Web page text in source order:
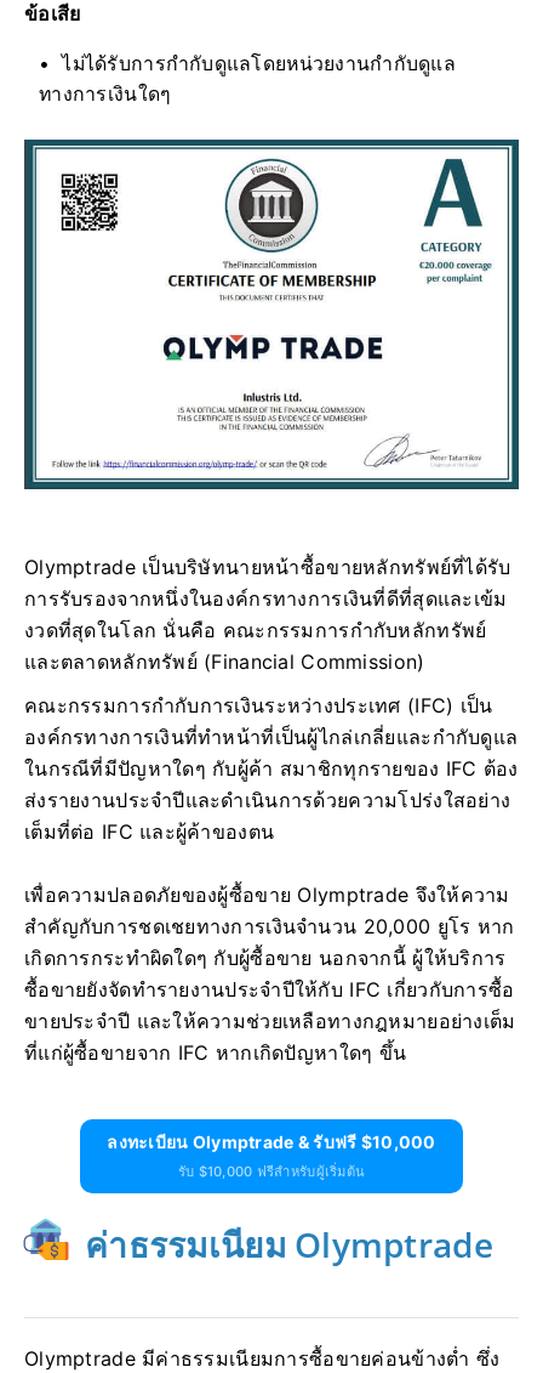
ข้อเสีย
ไม่ได้รับการกำกับดูแลโดยหน่วยงานกำกับดูแล
ทางการเงินใดๆ
Olymptrade เป็นบริษัทนายหน้าซื้อขายหลักทรัพย์ที่ได้รับ
การรับรองจากหนึ่งในองค์กรทางการเงินที่ดีที่สุดและเข้ม
งวดที่สุดในโลก นั่นคือ คณะกรรมการกำกับหลักทรัพย์
และตลาดหลักทรัพย์ (Financial Commission)
คณะกรรมการกำกับการเงินระหว่างประเทศ (IFC) เป็น
องค์กรทางการเงินที่ทำหน้าที่เป็นผู้ไกล่เกลี่ยและกำกับดูแล
ในกรณีที่มีปัญหาใดๆ กับผู้ค้า สมาชิกทุกรายของ IFC ต้อง
ส่งรายงานประจำปีและดำเนินการด้วยความโปร่งใสอย่าง
เต็มที่ต่อ IFC และผู้ค้าของตน
เพื่อความปลอดภัยของผู้ซื้อขาย Olymptrade จึงให้ความ
สำคัญกับการชดเชยทางการเงินจำนวน 20,000 ยูโร หาก
เกิดการกระทำผิดใดๆ กับผู้ซื้อขาย นอกจากนี้ ผู้ให้บริการ
ซื้อขายยังจัดทำรายงานประจำปีให้กับ IFC เกี่ยวกับการซื้อ
ขายประจำปี และให้ความช่วยเหลือทางกฎหมายอย่างเต็ม
ที่แก่ผู้ซื้อขายจาก IFC หากเกิดปัญหาใดๆ ขึ้น
ลงทะเบียน Olymptrade & รับฟรี $10,000
รับ $10,000 ฟรีสำหรับผู้เริ่มต้น
ค่าธรรมเนียม Olymptrade
Olymptrade มีค่าธรรมเนียมการซื้อขายค่อนข้างต่ำ ซึ่ง